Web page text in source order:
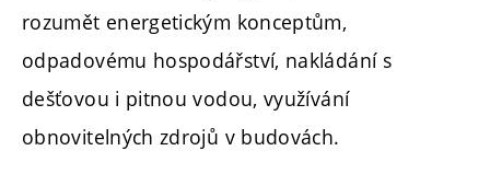
rozumět energetickým konceptům,
odpadovému hospodářství, nakládání s
dešťovou i pitnou vodou, využívání
obnovitelných zdrojů v budovách.